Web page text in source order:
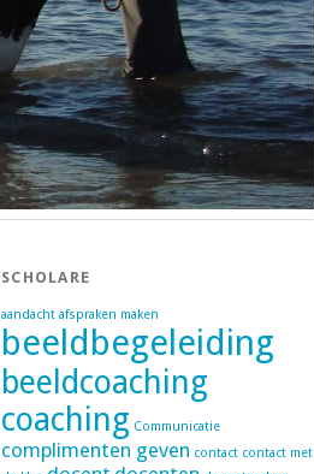
SCHOLARE
aandacht afspraken maken
beeldbegeleiding
beeldcoaching
coaching Communicatie
complimenten geven contact contact met